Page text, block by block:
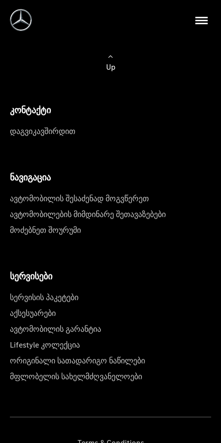
Up
კონტაქტი
დაგვიკავშირდით
ნავიგაცია
ავტომობილის შესაძენად მოგვწერეთ
ავტომობილების მიმდინარე შეთავაზებები
მოძებნეთ შოურუმი
სერვისები
სერვისის პაკეტები
აქსესუარები
ავტომობილის გარანტია
Lifestyle კოლექცია
ორიგინალი სათადარიგო ნაწილები
მფლობელის სახელმძღვანელოები